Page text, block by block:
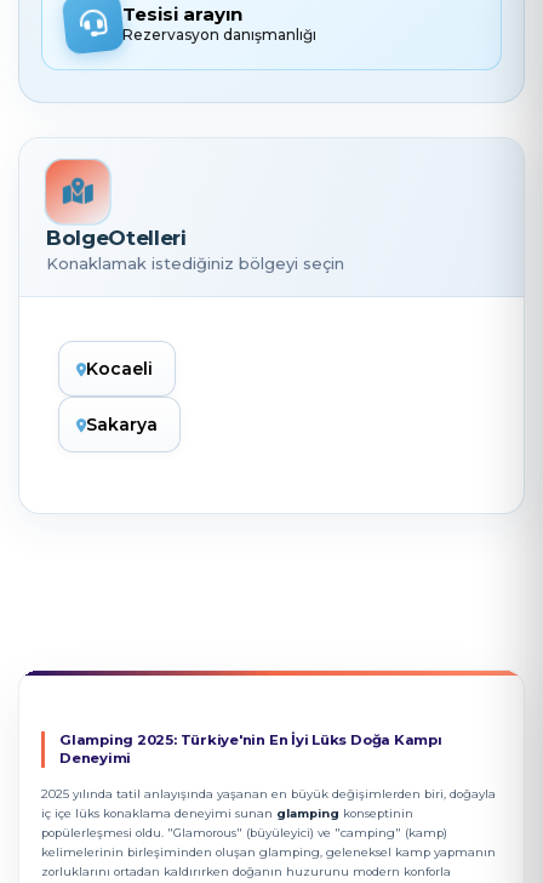
Tesisi arayın
Rezervasyon danışmanlığı
BolgeOtelleri
Konaklamak istediğiniz bölgeyi seçin
Kocaeli
Sakarya
Glamping 2025: Türkiye'nin En İyi Lüks Doğa Kampı
Deneyimi
2025 yılında tatil anlayışında yaşanan en büyük değişimlerden biri, doğayla
iç içe lüks konaklama deneyimi sunan glamping konseptinin
popülerleşmesi oldu. "Glamorous" (büyüleyici) ve "camping" (kamp)
kelimelerinin birleşiminden oluşan glamping, geleneksel kamp yapmanın
zorluklarını ortadan kaldırırken doğanın huzurunu modern konforla